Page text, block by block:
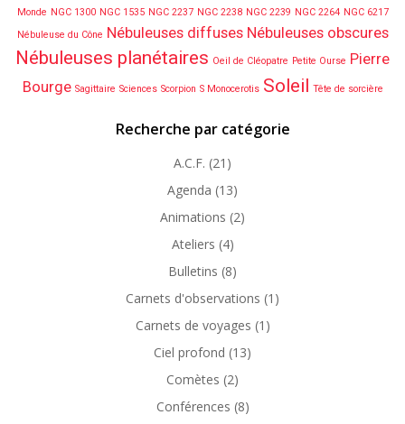
Monde NGC 1300 NGC 1535 NGC 2237 NGC 2238 NGC 2239 NGC 2264 NGC 6217
Nébuleuse du Cône Nébuleuses diffuses Nébuleuses obscures
Nébuleuses planétaires Oeil de Cléopatre Petite Ourse Pierre
Bourge Sagittaire Sciences Scorpion S Monocerotis Soleil Tête de sorcière
Recherche par catégorie
A.C.F. (21)
Agenda (13)
Animations (2)
Ateliers (4)
Bulletins (8)
Carnets d'observations (1)
Carnets de voyages (1)
Ciel profond (13)
Comètes (2)
Conférences (8)